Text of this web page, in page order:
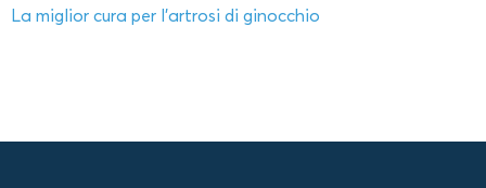
La miglior cura per l’artrosi di ginocchio